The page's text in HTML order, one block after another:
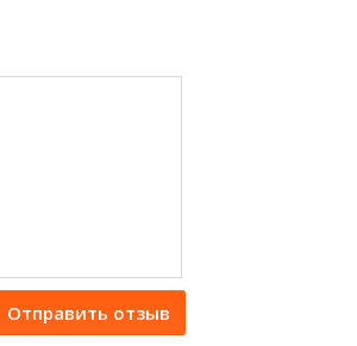
Отправить отзыв